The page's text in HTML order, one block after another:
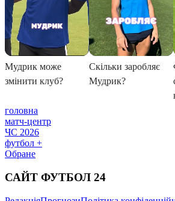
головна
матч-центр
ЧС 2026
футбол +
Обране
САЙТ ФУТБОЛ 24